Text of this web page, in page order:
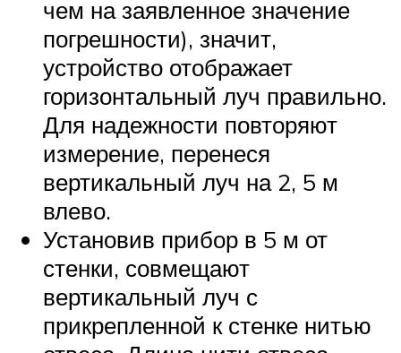
чем на заявленное значение
погрешности), значит,
устройство отображает
горизонтальный луч правильно.
Для надежности повторяют
измерение, перенеся
вертикальный луч на 2, 5 м
влево.
Установив прибор в 5 м от
стенки, совмещают
вертикальный луч с
прикрепленной к стенке нитью